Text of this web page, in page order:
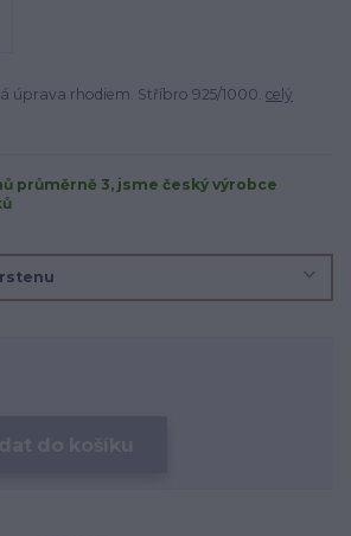
úprava rhodiem. Stříbro 925/1000. celý
průměrně 3, jsme český výrobce